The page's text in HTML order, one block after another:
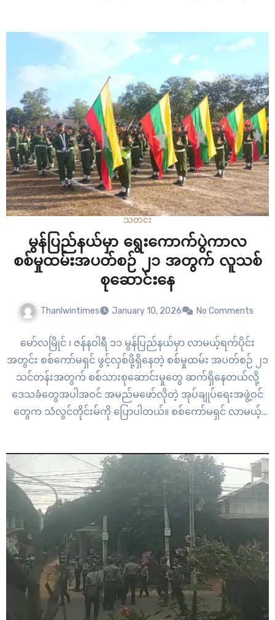
သတင်း
မွန်ပြည်နယ်မှာ ရွေးကောက်ပွဲကာလ
စစ်မှုထမ်းအပတ်စဉ် ၂၁ အတွက် လူသစ်
စုဆောင်းနေ
Thanlwintimes January 10, 2026 No Comments
မော်လမြိုင် ၊ ဇန်နဝါရီ ၁၁ မွန်ပြည်နယ်မှာ လာမယ့်ရက်ပိုင်း
အတွင်း စစ်ကော်မရှင် ဖွင့်လှစ်ဖို့ရှိနေတဲ့ စစ်မှုထမ်း အပတ်စဉ် ၂၁
သင်တန်းအတွက် စစ်သားစုဆောင်းမှုတွေ ဆက်ရှိနေတယ်လို့
ဒေသခံတွေအပါအဝင် အမည်မဖော်လိုတဲ့ အုပ်ချုပ်ရေးအဖွဲ့ဝင်
တွေက သံလွင်တိုင်းမ်ကို ပြောပါတယ်။ စစ်ကော်မရှင် လာမယ့်